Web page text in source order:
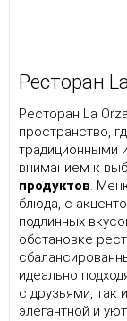
Ресторан
Ресторан La
пространство,
традиционными
вниманием к
продуктов.
блюда, с
подлинных
обстановке
идеально
с друзьями, так
элегантной и